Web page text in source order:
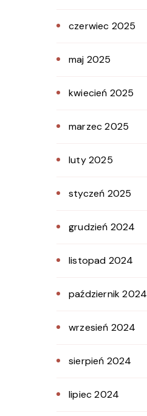
czerwiec 2025
maj 2025
kwiecień 2025
marzec 2025
luty 2025
styczeń 2025
grudzień 2024
listopad 2024
październik 2024
wrzesień 2024
sierpień 2024
lipiec 2024